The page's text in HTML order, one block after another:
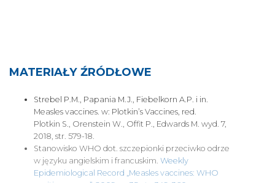
MATERIAŁY ŹRÓDŁOWE
Strebel P.M., Papania M.J., Fiebelkorn A.P. i in.
Measles vaccines. w: Plotkin’s Vaccines, red.
Plotkin S., Orenstein W., Offit P., Edwards M. wyd. 7,
2018, str. 579-18.
Stanowisko WHO dot. szczepionki przeciwko odrze
w języku angielskim i francuskim. Weekly
Epidemiological Record „Measles vaccines: WHO